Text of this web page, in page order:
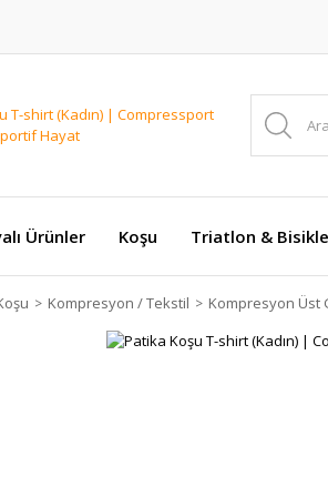
Ürünler Koşu Triatlon &
Kompresyon / Tekstil Kompresyon Üst